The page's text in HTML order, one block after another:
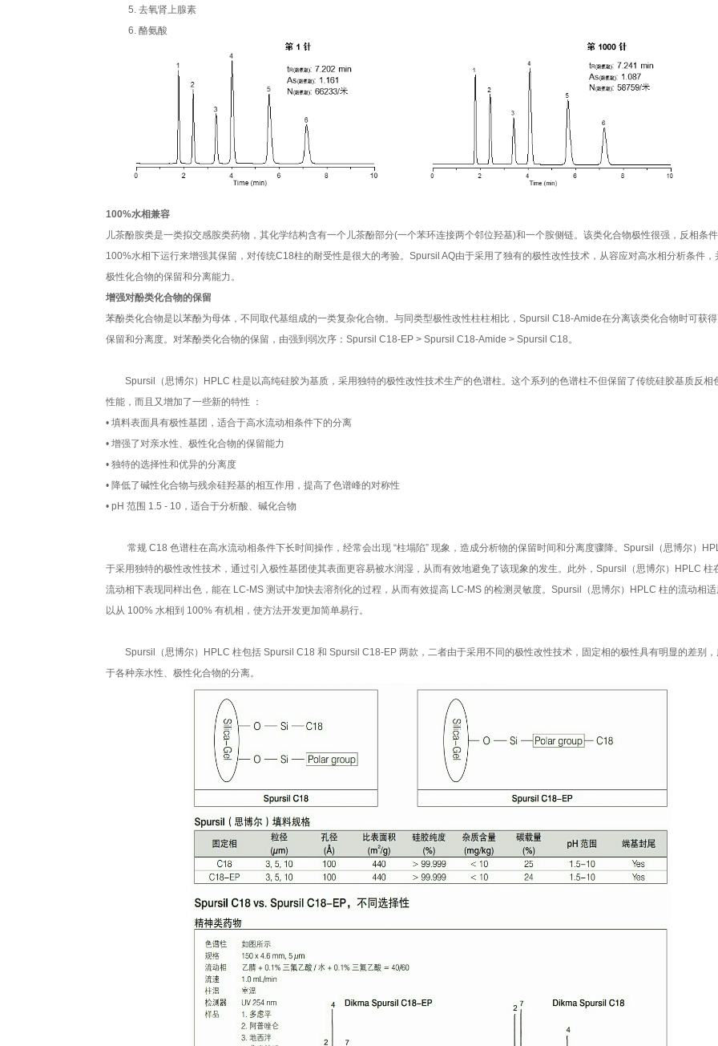
5. 去氧肾上腺素
6. 酪氨酸
100%水相兼容
儿茶酚胺类是一类拟交感胺类药物，其化学结构含有一个儿茶酚部分(一个苯环连接两个邻位羟基)和一个胺侧链。该类化合物极性很强，反相条
100%水相下运行来增强其保留，对传统C18柱的耐受性是很大的考验。Spursil AQ由于采用了独有的极性改性技术，从容应对高水相分析条件，
极性化合物的保留和分离能力。
增强对酚类化合物的保留
苯酚类化合物是以苯酚为母体，不同取代基组成的一类复杂化合物。与同类型极性改性柱柱相比，Spursil C18-Amide在分离该类化合物时可获
保留和分离度。对苯酚类化合物的保留，由强到弱次序：Spursil C18-EP > Spursil C18-Amide > Spursil C18。
Spursil（思博尔）HPLC 柱是以高纯硅胶为基质，采用独特的极性改性技术生产的色谱柱。这个系列的色谱柱不但保留了传统硅胶基质反相
性能，而且又增加了一些新的特性 ：
• 填料表面具有极性基团，适合于高水流动相条件下的分离
• 增强了对亲水性、极性化合物的保留能力
• 独特的选择性和优异的分离度
• 降低了碱性化合物与残余硅羟基的相互作用，提高了色谱峰的对称性
• pH 范围 1.5 - 10，适合于分析酸、碱化合物
常规 C18 色谱柱在高水流动相条件下长时间操作，经常会出现 “柱塌陷” 现象，造成分析物的保留时间和分离度骤降。Spursil（思博尔）
于采用独特的极性改性技术，通过引入极性基团使其表面更容易被水润湿，从而有效地避免了该现象的发生。此外，Spursil（思博尔）HPLC 柱
流动相下表现同样出色，能在 LC-MS 测试中加快去溶剂化的过程，从而有效提高 LC-MS 的检测灵敏度。Spursil（思博尔）HPLC 柱的流动相
以从 100% 水相到 100% 有机相，使方法开发更加简单易行。
Spursil（思博尔）HPLC 柱包括 Spursil C18 和 Spursil C18-EP 两款，二者由于采用不同的极性改性技术，固定相的极性具有明显的差别，
于各种亲水性、极性化合物的分离。